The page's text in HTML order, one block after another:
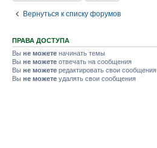
Вернуться к списку форумов
ПРАВА ДОСТУПА
Вы не можете начинать темы
Вы не можете отвечать на сообщения
Вы не можете редактировать свои сообщения
Вы не можете удалять свои сообщения